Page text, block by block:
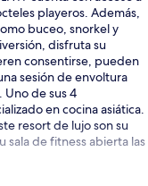
playeros. Además,
buceo, snorkel y
disfruta su
consentirse, pueden
sesión de envoltura
de sus 4
en cocina asiática.
resort de lujo son su
sala de fitness abierta las